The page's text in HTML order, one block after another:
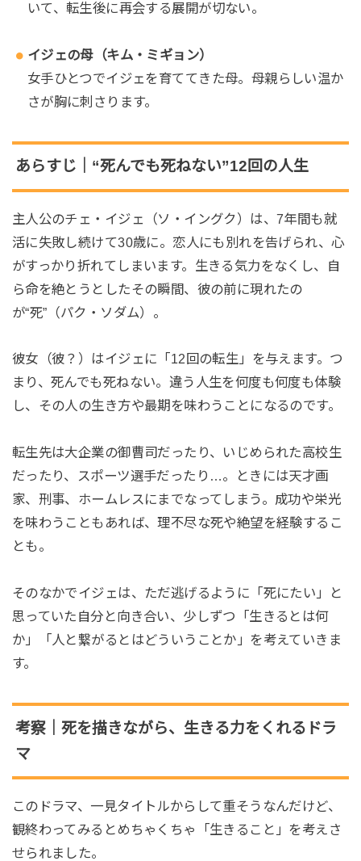
いて、転生後に再会する展開が切ない。
イジェの母（キム・ミギョン）
女手ひとつでイジェを育ててきた母。母親らしい温か
さが胸に刺さります。
あらすじ｜“死んでも死ねない”12回の人生
主人公のチェ・イジェ（ソ・イングク）は、7年間も就
活に失敗し続けて30歳に。恋人にも別れを告げられ、心
がすっかり折れてしまいます。生きる気力をなくし、自
ら命を絶とうとしたその瞬間、彼の前に現れたの
が“死”（パク・ソダム）。
彼女（彼？）はイジェに「12回の転生」を与えます。つ
まり、死んでも死ねない。違う人生を何度も何度も体験
し、その人の生き方や最期を味わうことになるのです。
転生先は大企業の御曹司だったり、いじめられた高校生
だったり、スポーツ選手だったり…。ときには天才画
家、刑事、ホームレスにまでなってしまう。成功や栄光
を味わうこともあれば、理不尽な死や絶望を経験するこ
とも。
そのなかでイジェは、ただ逃げるように「死にたい」と
思っていた自分と向き合い、少しずつ「生きるとは何
か」「人と繋がるとはどういうことか」を考えていきま
す。
考察｜死を描きながら、生きる力をくれるドラ
マ
このドラマ、一見タイトルからして重そうなんだけど、
観終わってみるとめちゃくちゃ「生きること」を考えさ
せられました。